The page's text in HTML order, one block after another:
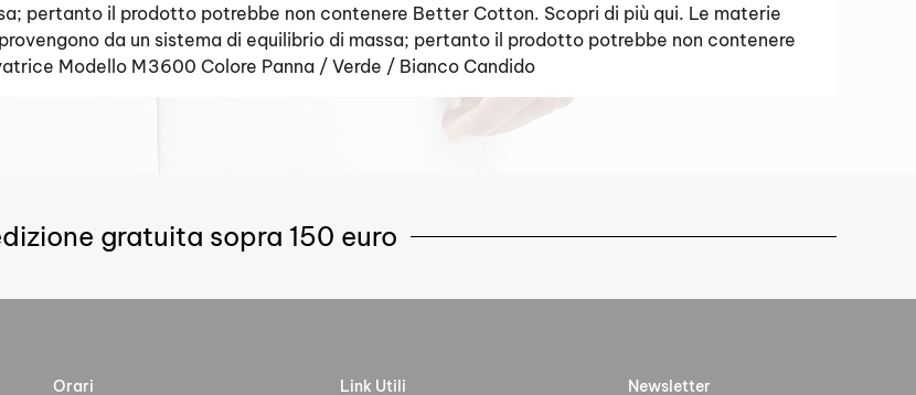
pertanto il prodotto potrebbe non contenere Better Cotton. Scopri di più qui. Le materie
da un sistema di equilibrio di massa; pertanto il prodotto potrebbe non contenere
Modello M3600 Colore Panna / Verde / Bianco Candido
gratuita sopra 150 euro
Orari Link Utili Newsletter